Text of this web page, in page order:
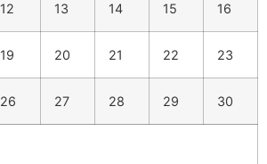
12 13 14 15 16
19 20 21 22 23
26 27 28 29 30